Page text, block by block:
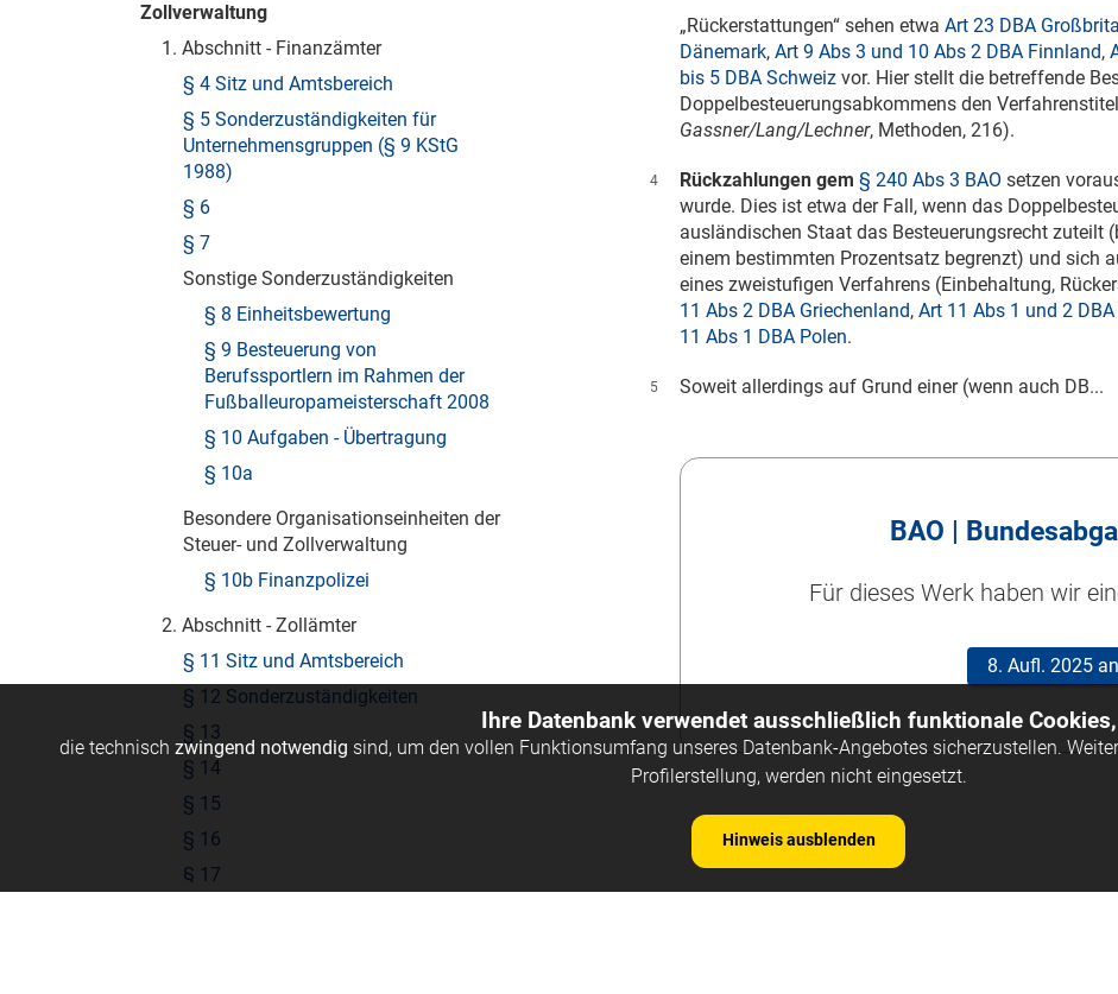
Zollverwaltung
1. Abschnitt - Finanzämter
§ 4 Sitz und Amtsbereich
§ 5 Sonderzuständigkeiten für
Unternehmensgruppen (§ 9 KStG
1988)
§ 6
§ 7
Sonstige Sonderzuständigkeiten
§ 8 Einheitsbewertung
§ 9 Besteuerung von
Berufssportlern im Rahmen der
Fußballeuropameisterschaft 2008
§ 10 Aufgaben - Übertragung
§ 10a
Besondere Organisationseinheiten der
Steuer- und Zollverwaltung
§ 10b Finanzpolizei
2. Abschnitt - Zollämter
§ 11 Sitz und Amtsbereich
§ 12 Sonderzuständigkeiten
§ 13
§ 14
§ 15
§ 16
§ 17
„Rückerstattungen“ sehen etwa Art 23 DBA
Dänemark, Art 9 Abs 3 und 10 Abs 2 DBA Finnland,
bis 5 DBA Schweiz vor. Hier stellt die betreffende
Doppelbesteuerungsabkommens den
Gassner/Lang/Lechner, Methoden, 216).
4 Rückzahlungen gem § 240 Abs 3 BAO setzen
wurde. Dies ist etwa der Fall, wenn das
ausländischen Staat das Besteuerungsrecht zuteilt
einem bestimmten Prozentsatz begrenzt) und sich
eines zweistufigen Verfahrens (Einbehaltung,
11 Abs 2 DBA Griechenland, Art 11 Abs 1 und 2
11 Abs 1 DBA Polen.
5 Soweit allerdings auf Grund einer (wenn auch DB...
BAO |
Für dieses Werk haben wir
8. Aufl. 2025
Ihre Datenbank verwendet ausschließlich funktionale Cookies,
die technisch zwingend notwendig sind, um den vollen Funktionsumfang unseres Datenbank-Angebotes sicherzustellen.
Profilerstellung, werden nicht eingesetzt.
Hinweis ausblenden